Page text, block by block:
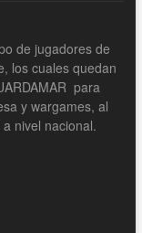
de jugadores de
los cuales quedan
para
y wargames, al
nivel nacional.